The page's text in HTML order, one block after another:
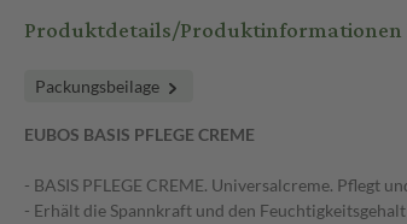
Produktdetails/Produktinformationen
Packungsbeilage
EUBOS BASIS PFLEGE CREME
- BASIS PFLEGE CREME. Universalcreme. Pflegt
- Erhält die Spannkraft und den